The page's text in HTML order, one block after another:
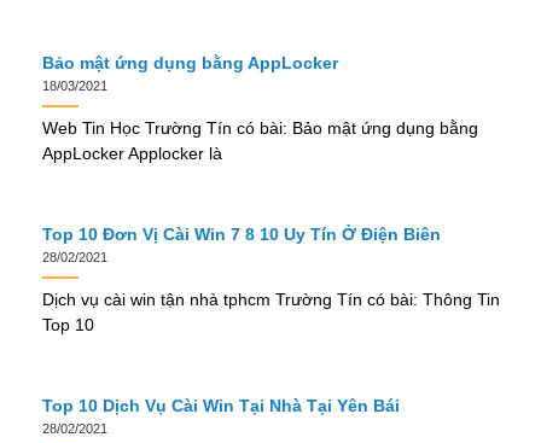
Bảo mật ứng dụng bằng AppLocker
18/03/2021
Web Tin Học Trường Tín có bài: Bảo mật ứng dụng bằng
AppLocker Applocker là
Top 10 Đơn Vị Cài Win 7 8 10 Uy Tín Ở Điện Biên
28/02/2021
Dịch vụ cài win tận nhà tphcm Trường Tín có bài: Thông Tin
Top 10
Top 10 Dịch Vụ Cài Win Tại Nhà Tại Yên Bái
28/02/2021